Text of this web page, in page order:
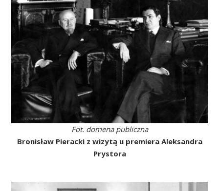
Fot. domena publiczna
Bronisław Pieracki z wizytą u premiera Aleksandra
Prystora